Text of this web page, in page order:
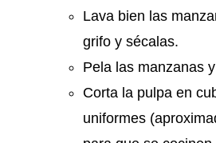
Lava bien las
grifo y sécalas.
Pela las manzanas
Corta la pulpa en
uniformes